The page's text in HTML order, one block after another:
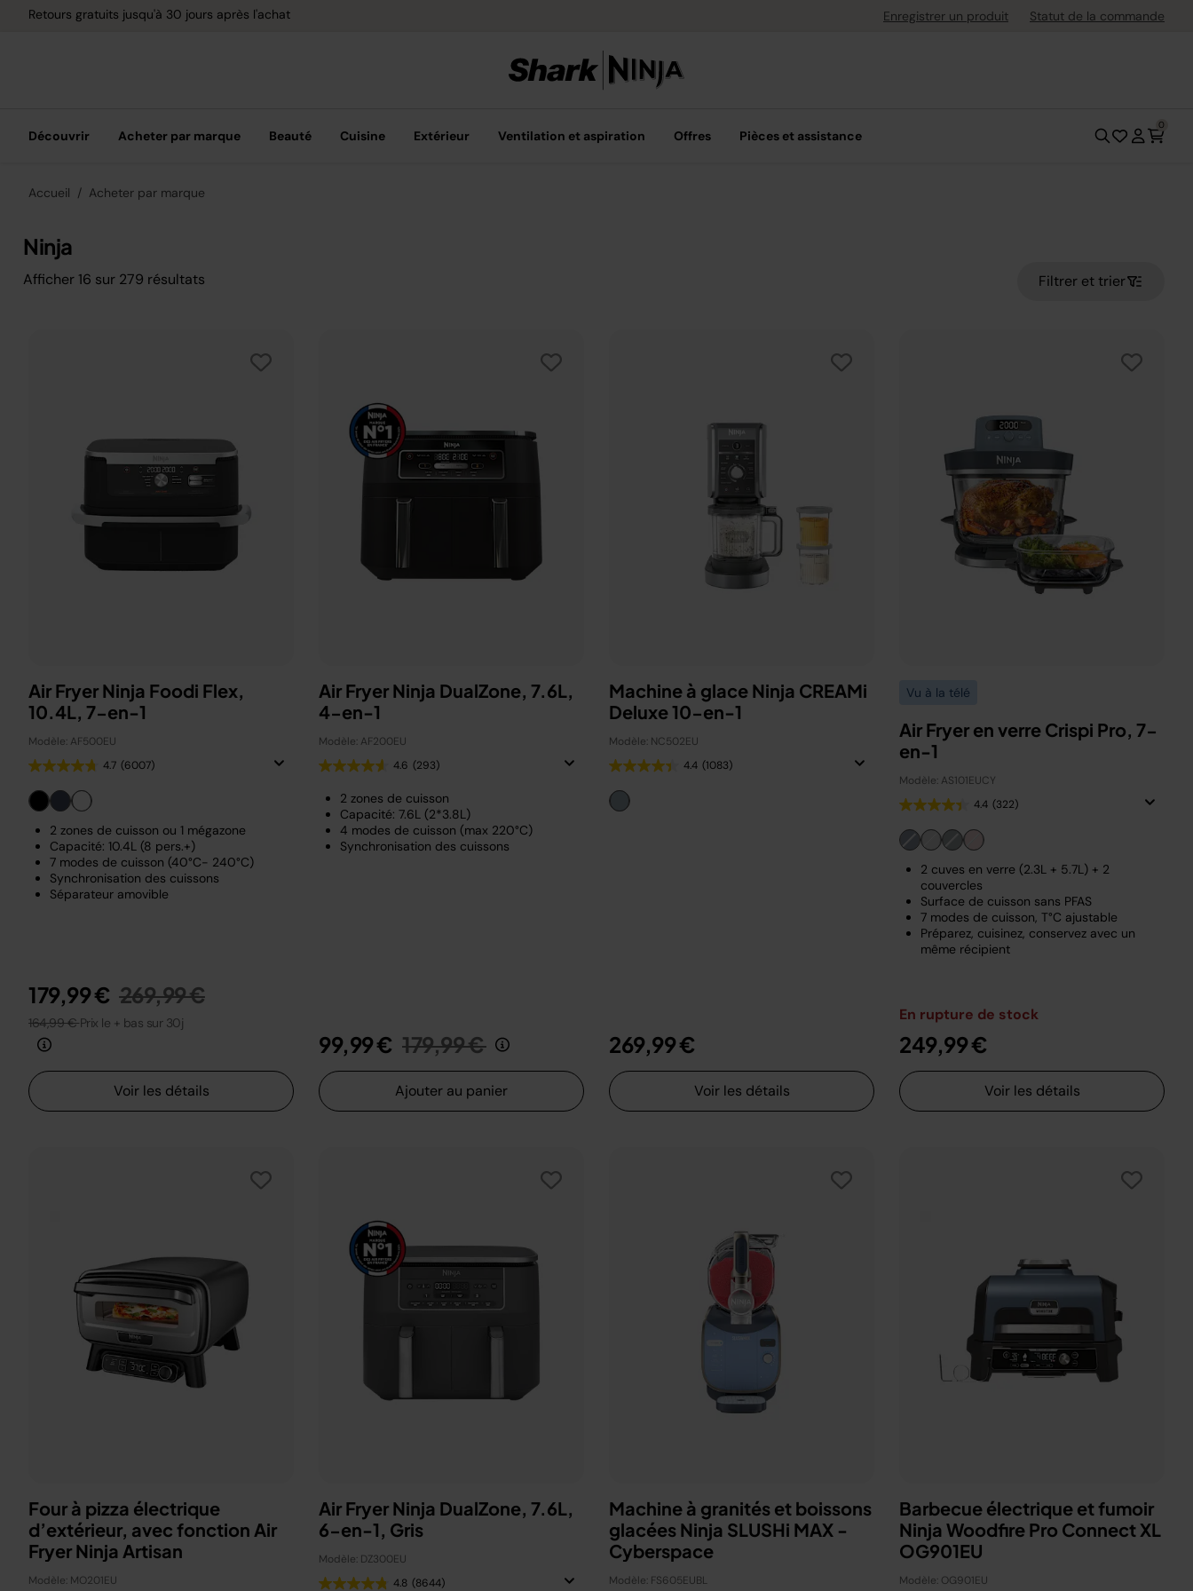
Retours gratuits jusqu'à 30 jours après l'achat Options de paiement flexible avec KlarnaEnregistrer un produit Statut de la commande
Découvrir Acheter par marque Beauté Cuisine Extérieur Ventilation et aspiration Offres Pièces et assistance
0
Accueil Acheter par marque
Ninja
Afficher 16 sur 279 résultats Filtrer et trier
Air Fryer Ninja Foodi Flex,
10.4L, 7-en-1
Modèle: AF500EU
4.7 (6007)
2 zones de cuisson ou 1 mégazone
Capacité: 10.4L (8 pers.+)
7 modes de cuisson (40°C- 240°C)
Synchronisation des cuissons
Séparateur amovible
179,99 € Prix réduit de
269,99 €au
164,99 €Prix le + bas sur 30j
Voir les détails
Air Fryer Ninja DualZone, 7.6L,
4-en-1
Modèle: AF200EU
4.6 (293)
2 zones de cuisson
Capacité: 7.6L (2*3.8L)
4 modes de cuisson (max 220°C)
Synchronisation des cuissons
99,99 € Prix réduit de
179,99 €au
Ajouter au panier
Machine à glace Ninja CREAMi
Deluxe 10-en-1
Modèle: NC502EU
4.4 (1083)
269,99 €
Voir les détails
Vu à la télé
Air Fryer en verre Crispi Pro, 7-
en-1
Modèle: AS101EUCY
4.4 (322)
2 cuves en verre (2.3L + 5.7L) + 2
couvercles
Surface de cuisson sans PFAS
7 modes de cuisson, T°C ajustable
Préparez, cuisinez, conservez avec un
même récipient
En rupture de stock
249,99 €
Voir les détails
Four à pizza électrique
d’extérieur, avec fonction Air
Fryer Ninja Artisan
Modèle: MO201EU
Air Fryer Ninja DualZone, 7.6L,
6-en-1, Gris
Modèle: DZ300EU
4.8 (8644)
Machine à granités et boissons
glacées Ninja SLUSHi MAX -
Cyberspace
Modèle: FS605EUBL
Barbecue électrique et fumoir
Ninja Woodfire Pro Connect XL
OG901EU
Modèle: OG901EU